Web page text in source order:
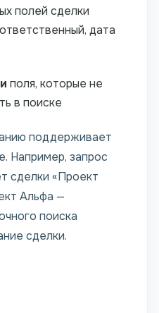
полей сделки
дата
поля, которые не
в поиске
поддерживает
Например, запрос
сделки «Проект
Альфа —
поиска
сделки.